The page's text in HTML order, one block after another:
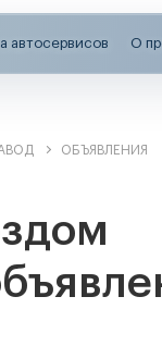
автосервисов О
ОБЪЯВЛЕНИЯ